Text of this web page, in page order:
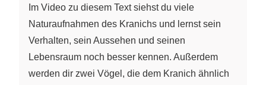
Im Video zu diesem Text siehst du viele
Naturaufnahmen des Kranichs und lernst sein
Verhalten, sein Aussehen und seinen
Lebensraum noch besser kennen. Außerdem
werden dir zwei Vögel, die dem Kranich ähnlich